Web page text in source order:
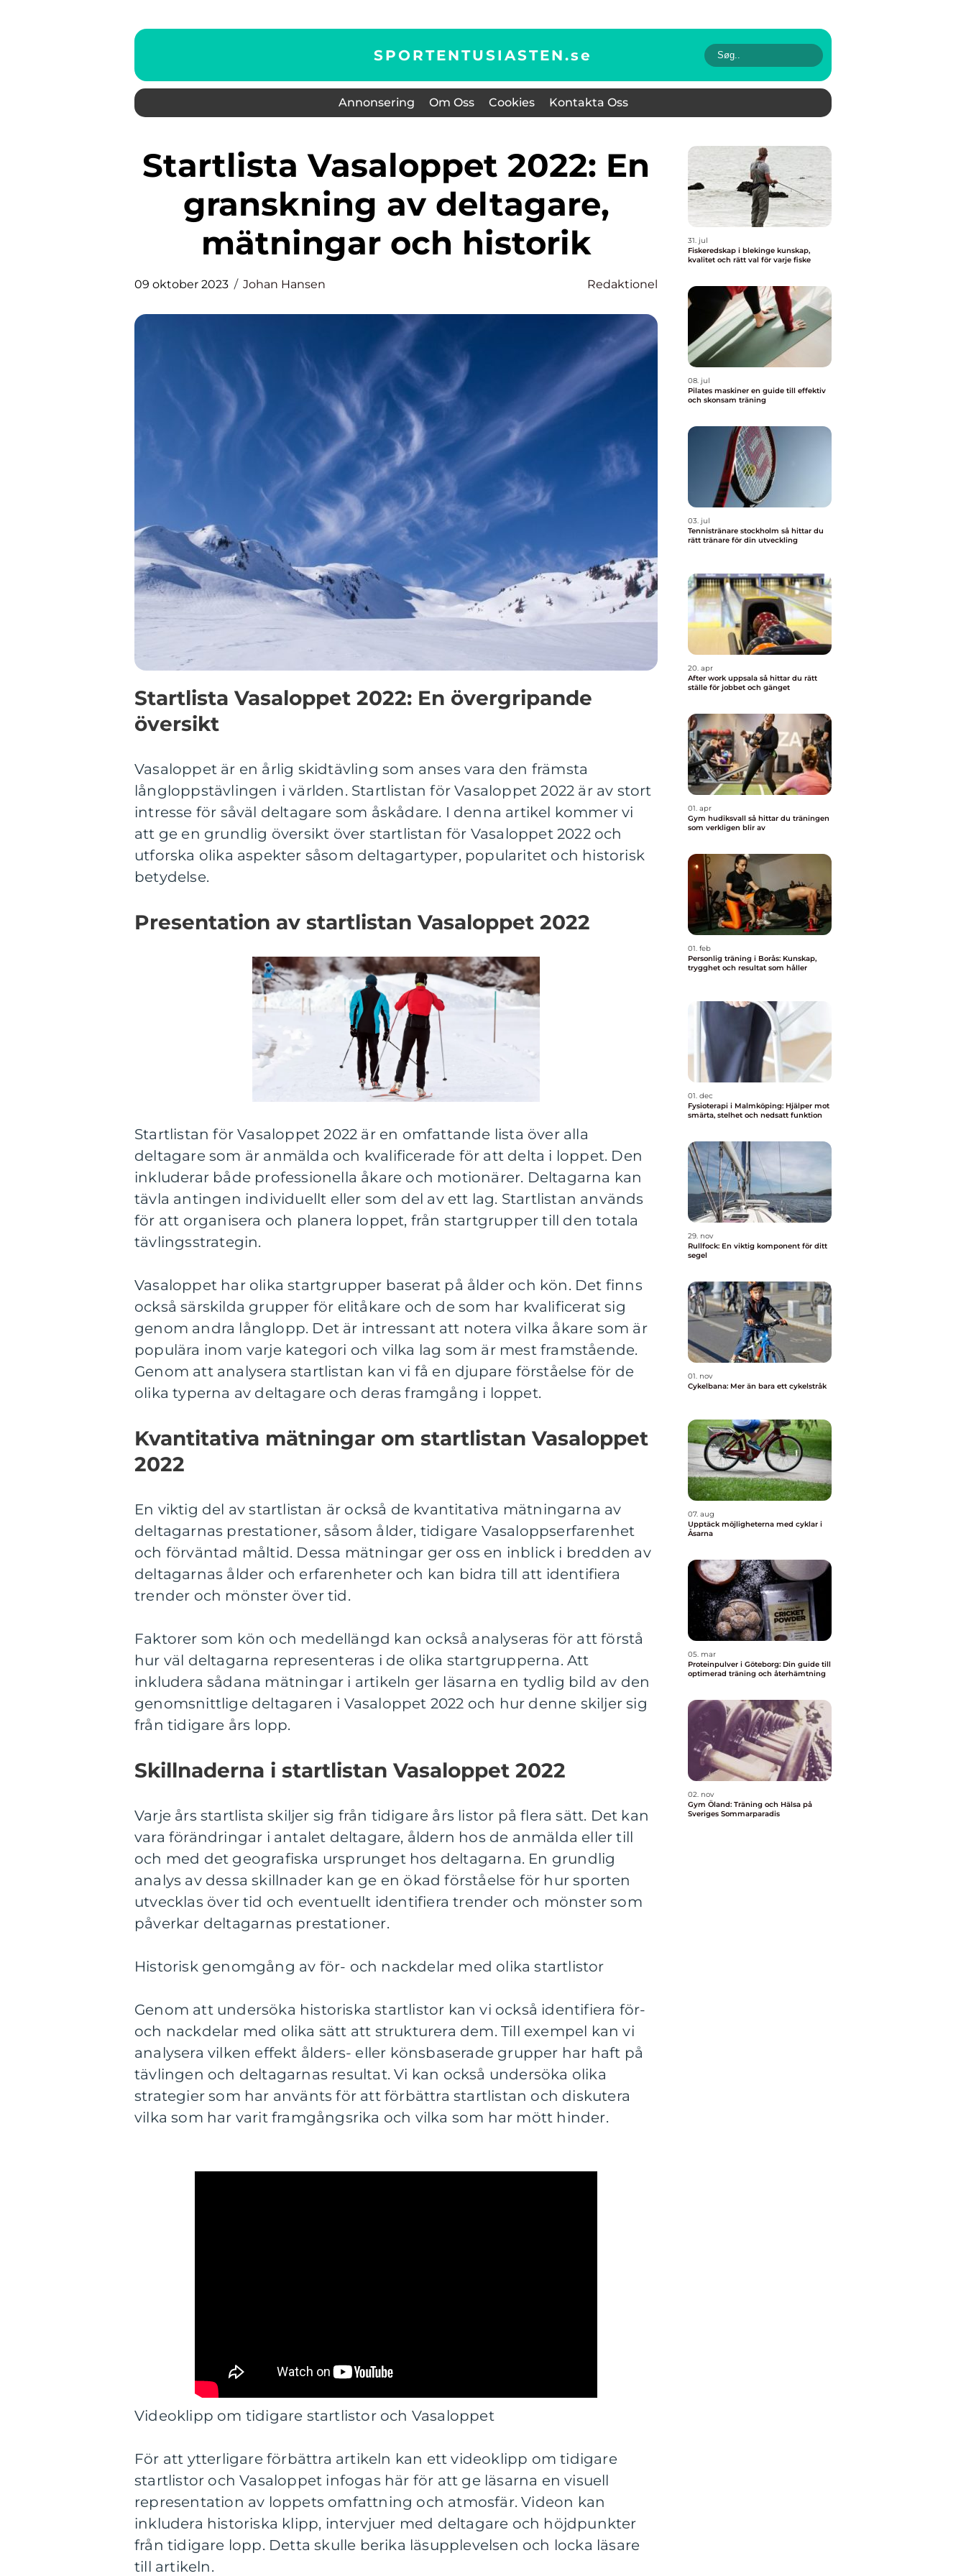
SPORTENTUSIASTEN.se
Annonsering Om Oss Cookies Kontakta Oss
Startlista Vasaloppet 2022: En
granskning av deltagare,
mätningar och historik
09 oktober 2023 Johan Hansen Redaktionel
Startlista Vasaloppet 2022: En övergripande
översikt
Vasaloppet är en årlig skidtävling som anses vara den främsta
långloppstävlingen i världen. Startlistan för Vasaloppet 2022 är av stort
intresse för såväl deltagare som åskådare. I denna artikel kommer vi
att ge en grundlig översikt över startlistan för Vasaloppet 2022 och
utforska olika aspekter såsom deltagartyper, popularitet och historisk
betydelse.
Presentation av startlistan Vasaloppet 2022
Startlistan för Vasaloppet 2022 är en omfattande lista över alla
deltagare som är anmälda och kvalificerade för att delta i loppet. Den
inkluderar både professionella åkare och motionärer. Deltagarna kan
tävla antingen individuellt eller som del av ett lag. Startlistan används
för att organisera och planera loppet, från startgrupper till den totala
tävlingsstrategin.
Vasaloppet har olika startgrupper baserat på ålder och kön. Det finns
också särskilda grupper för elitåkare och de som har kvalificerat sig
genom andra långlopp. Det är intressant att notera vilka åkare som är
populära inom varje kategori och vilka lag som är mest framstående.
Genom att analysera startlistan kan vi få en djupare förståelse för de
olika typerna av deltagare och deras framgång i loppet.
Kvantitativa mätningar om startlistan Vasaloppet
2022
En viktig del av startlistan är också de kvantitativa mätningarna av
deltagarnas prestationer, såsom ålder, tidigare Vasaloppserfarenhet
och förväntad måltid. Dessa mätningar ger oss en inblick i bredden av
deltagarnas ålder och erfarenheter och kan bidra till att identifiera
trender och mönster över tid.
Faktorer som kön och medellängd kan också analyseras för att förstå
hur väl deltagarna representeras i de olika startgrupperna. Att
inkludera sådana mätningar i artikeln ger läsarna en tydlig bild av den
genomsnittlige deltagaren i Vasaloppet 2022 och hur denne skiljer sig
från tidigare års lopp.
Skillnaderna i startlistan Vasaloppet 2022
Varje års startlista skiljer sig från tidigare års listor på flera sätt. Det kan
vara förändringar i antalet deltagare, åldern hos de anmälda eller till
och med det geografiska ursprunget hos deltagarna. En grundlig
analys av dessa skillnader kan ge en ökad förståelse för hur sporten
utvecklas över tid och eventuellt identifiera trender och mönster som
påverkar deltagarnas prestationer.
Historisk genomgång av för- och nackdelar med olika startlistor
Genom att undersöka historiska startlistor kan vi också identifiera för-
och nackdelar med olika sätt att strukturera dem. Till exempel kan vi
analysera vilken effekt ålders- eller könsbaserade grupper har haft på
tävlingen och deltagarnas resultat. Vi kan också undersöka olika
strategier som har använts för att förbättra startlistan och diskutera
vilka som har varit framgångsrika och vilka som har mött hinder.
Videoklipp om tidigare startlistor och Vasaloppet
För att ytterligare förbättra artikeln kan ett videoklipp om tidigare
startlistor och Vasaloppet infogas här för att ge läsarna en visuell
representation av loppets omfattning och atmosfär. Videon kan
inkludera historiska klipp, intervjuer med deltagare och höjdpunkter
från tidigare lopp. Detta skulle berika läsupplevelsen och locka läsare
till artikeln.
31. jul
Fiskeredskap i blekinge kunskap,
kvalitet och rätt val för varje fiske
08. jul
Pilates maskiner en guide till effektiv
och skonsam träning
03. jul
Tennistränare stockholm så hittar du
rätt tränare för din utveckling
20. apr
After work uppsala så hittar du rätt
ställe för jobbet och gänget
01. apr
Gym hudiksvall så hittar du träningen
som verkligen blir av
01. feb
Personlig träning i Borås: Kunskap,
trygghet och resultat som håller
01. dec
Fysioterapi i Malmköping: Hjälper mot
smärta, stelhet och nedsatt funktion
29. nov
Rullfock: En viktig komponent för ditt
segel
01. nov
Cykelbana: Mer än bara ett cykelstråk
07. aug
Upptäck möjligheterna med cyklar i
Åsarna
05. mar
Proteinpulver i Göteborg: Din guide till
optimerad träning och återhämtning
02. nov
Gym Öland: Träning och Hälsa på
Sveriges Sommarparadis